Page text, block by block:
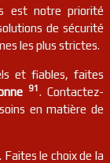
est notre priorité
de sécurité
les plus strictes.
et fiables, faites
91. Contactez-
en matière de
le choix de la